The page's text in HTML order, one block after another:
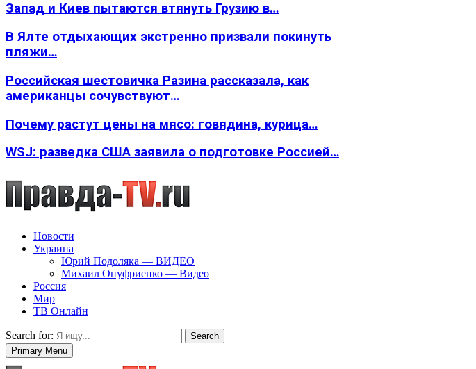
Запад и Киев пытаются втянуть Грузию в…
В Ялте отдыхающих экстренно призвали покинуть
пляжи…
Российская шестовичка Разина рассказала, как
американцы сочувствуют…
Почему растут цены на мясо: говядина, курица…
WSJ: разведка США заявила о подготовке Россией…
Новости
Украина
Юрий Подоляка — ВИДЕО
Михаил Онуфриенко — Видео
Россия
Мир
ТВ Онлайн
Search for:
Search
Primary Menu